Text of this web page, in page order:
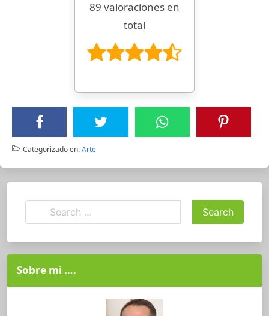
89 valoraciones en
total
Categorizado en:Arte
Sobre mi ….